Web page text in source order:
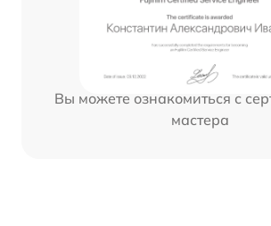
Вы можете ознакомиться с
мастера